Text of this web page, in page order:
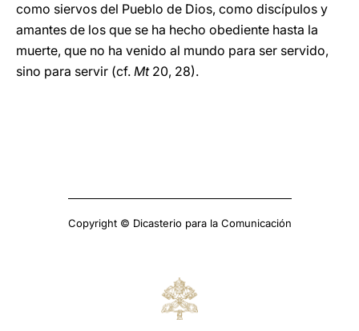
como siervos del Pueblo de Dios, como discípulos y
amantes de los que se ha hecho obediente hasta la
muerte, que no ha venido al mundo para ser servido,
sino para servir (cf. Mt20, 28).
Copyright © Dicasterio para la Comunicación